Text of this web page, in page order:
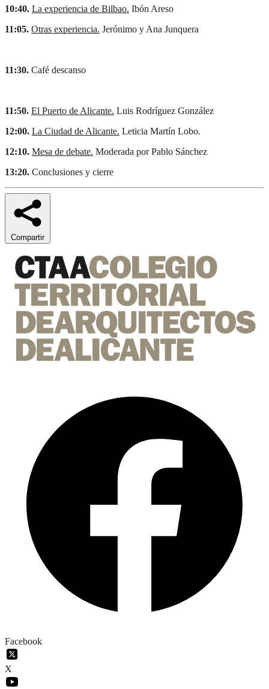
10:40. La experiencia de Bilbao. Ibón Areso
11:05. Otras experiencia. Jerónimo y Ana Junquera
11:30. Café descanso
11:50. El Puerto de Alicante. Luis Rodríguez González
12:00. La Ciudad de Alicante. Leticia Martín Lobo.
12:10. Mesa de debate. Moderada por Pablo Sánchez
13:20. Conclusiones y cierre
Compartir
Facebook
X